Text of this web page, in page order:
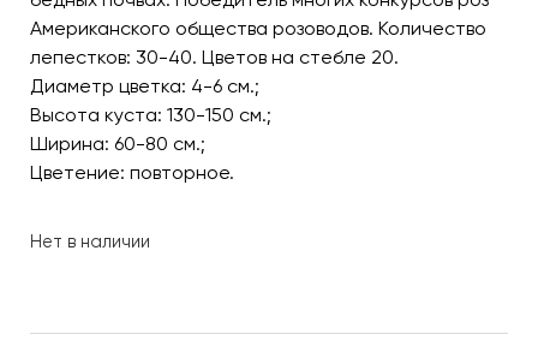
Американского общества розоводов. Количество
лепестков: 30-40. Цветов на стебле 20.
Диаметр цветка: 4-6 см.;
Высота куста: 130-150 см.;
Ширина: 60-80 см.;
Цветение: повторное.
Нет в наличии